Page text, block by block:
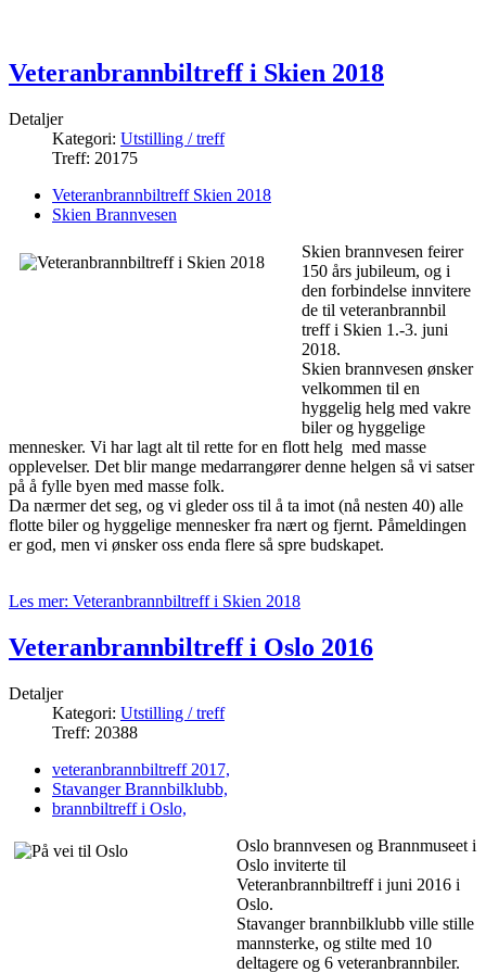
Veteranbrannbiltreff i Skien 2018
Detaljer
Kategori: Utstilling / treff
Treff: 20175
Veteranbrannbiltreff Skien 2018
Skien Brannvesen
Skien brannvesen feirer
150 års jubileum, og i
den forbindelse innvitere
de til veteranbrannbil
treff i Skien 1.-3. juni
2018.
Skien brannvesen ønsker
velkommen til en
hyggelig helg med vakre
biler og hyggelige
mennesker. Vi har lagt alt til rette for en flott helg med masse
opplevelser. Det blir mange medarrangører denne helgen så vi satser
på å fylle byen med masse folk.
Da nærmer det seg, og vi gleder oss til å ta imot (nå nesten 40) alle
flotte biler og hyggelige mennesker fra nært og fjernt. Påmeldingen
er god, men vi ønsker oss enda flere så spre budskapet.
Les mer: Veteranbrannbiltreff i Skien 2018
Veteranbrannbiltreff i Oslo 2016
Detaljer
Kategori: Utstilling / treff
Treff: 20388
veteranbrannbiltreff 2017,
Stavanger Brannbilklubb,
brannbiltreff i Oslo,
Oslo brannvesen og Brannmuseet i
Oslo inviterte til
Veteranbrannbiltreff i juni 2016 i
Oslo.
Stavanger brannbilklubb ville stille
mannsterke, og stilte med 10
deltagere og 6 veteranbrannbiler.